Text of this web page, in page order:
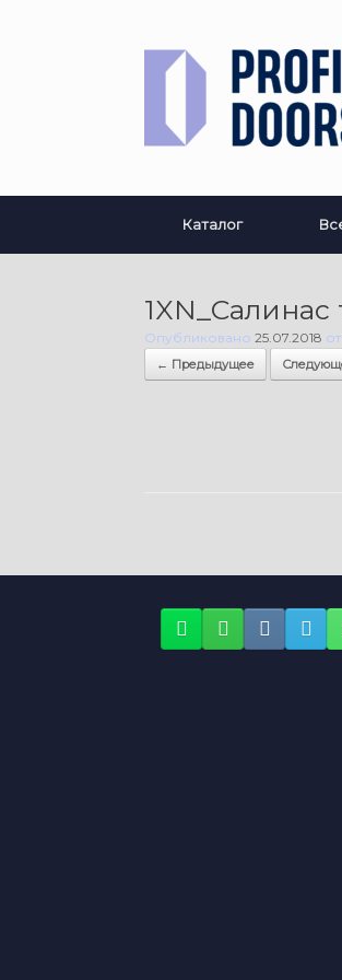
Каталог
Опубликовано 25.07.2018 от
← Предыдущее